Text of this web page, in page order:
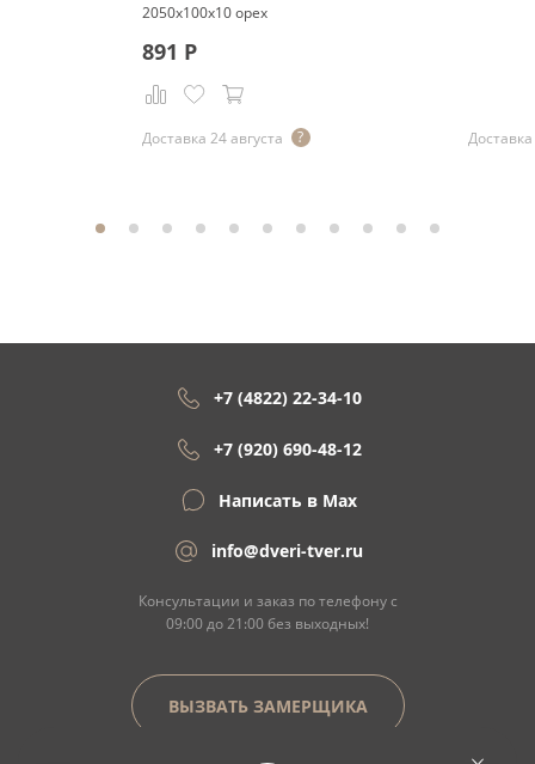
2050x100x10 орех
891 Р
Доставка 24 августа
+7 (4822) 22-34-10
+7 (920) 690-48-12
Написать в Max
info@dveri-tver.ru
Консультации и заказ по телефону с
09:00 до 21:00 без выходных!
ВЫЗВАТЬ ЗАМЕРЩИКА